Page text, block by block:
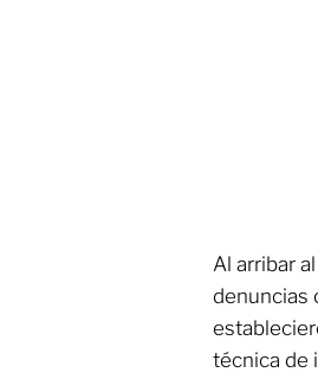
Al arribar
denuncias
técnica de